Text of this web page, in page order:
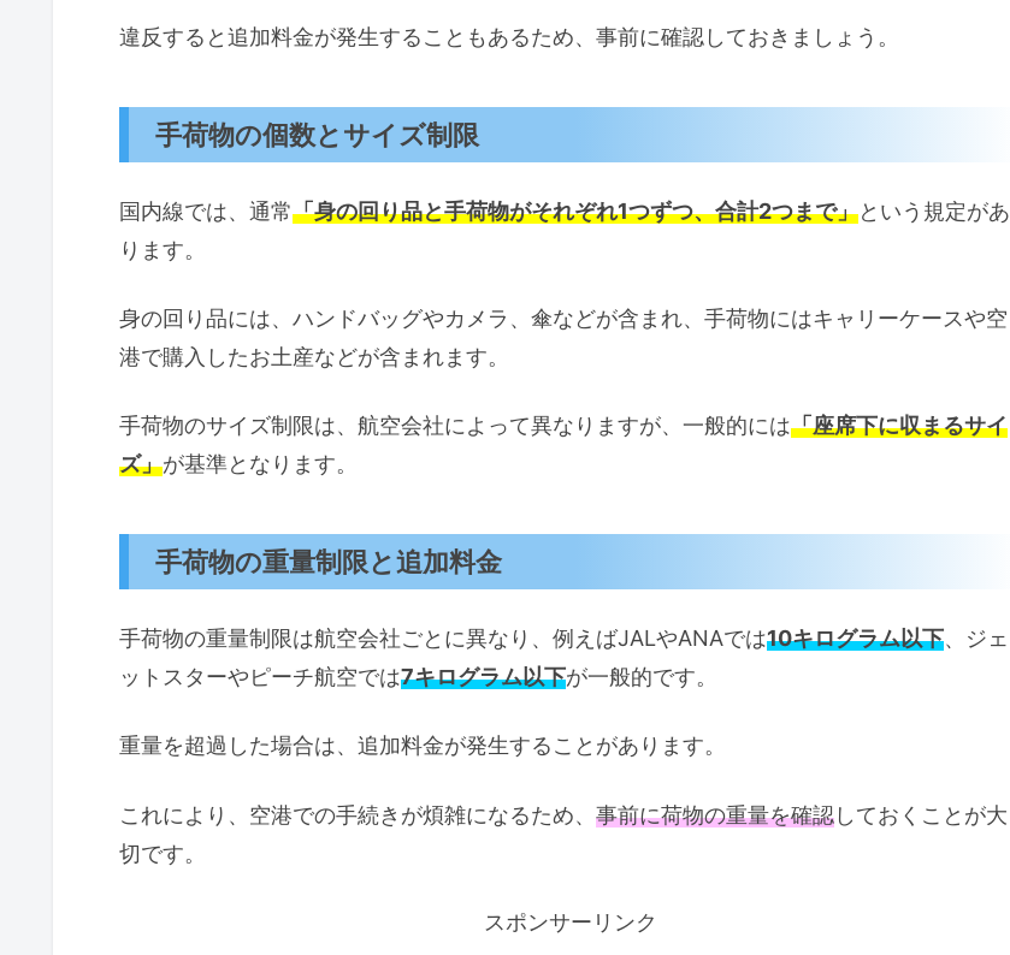
違反すると追加料金が発生することもあるため、事前に確認しておきましょう。
手荷物の個数とサイズ制限
国内線では、通常「身の回り品と手荷物がそれぞれ1つずつ、合計2つまで」という規定があ
ります。
身の回り品には、ハンドバッグやカメラ、傘などが含まれ、手荷物にはキャリーケースや空
港で購入したお土産などが含まれます。
手荷物のサイズ制限は、航空会社によって異なりますが、一般的には「座席下に収まるサイ
ズ」が基準となります。
手荷物の重量制限と追加料金
手荷物の重量制限は航空会社ごとに異なり、例えばJALやANAでは10キログラム以下、ジェ
ットスターやピーチ航空では7キログラム以下が一般的です。
重量を超過した場合は、追加料金が発生することがあります。
これにより、空港での手続きが煩雑になるため、 事前に荷物の重量を確認しておくことが大
切です。
スポンサーリンク